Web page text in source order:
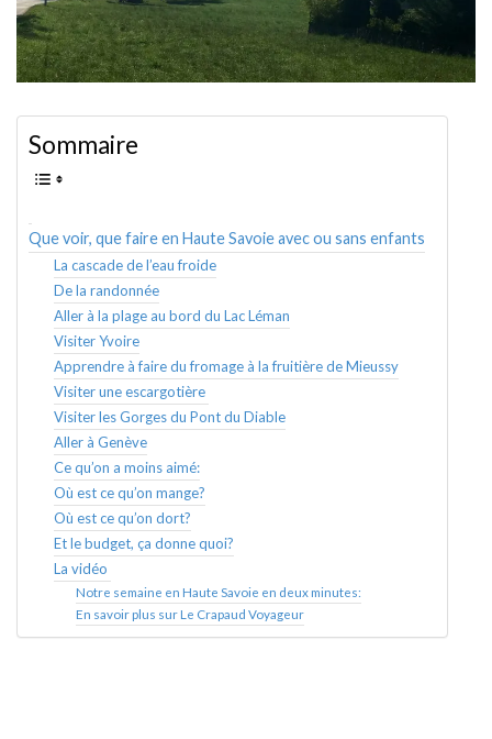
Sommaire
Que voir, que faire en Haute Savoie avec ou sans enfants
La cascade de l’eau froide
De la randonnée
Aller à la plage au bord du Lac Léman
Visiter Yvoire
Apprendre à faire du fromage à la fruitière de Mieussy
Visiter une escargotière
Visiter les Gorges du Pont du Diable
Aller à Genève
Ce qu’on a moins aimé:
Où est ce qu’on mange?
Où est ce qu’on dort?
Et le budget, ça donne quoi?
La vidéo
Notre semaine en Haute Savoie en deux minutes:
En savoir plus sur Le Crapaud Voyageur